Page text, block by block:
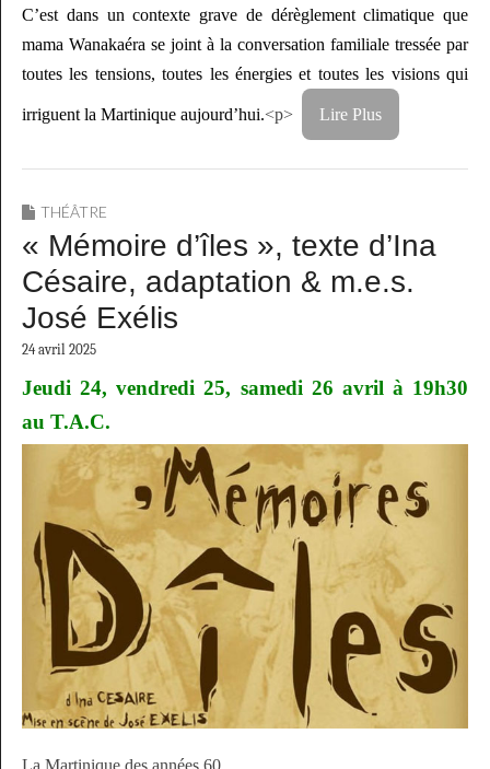
C’est dans un contexte grave de dérèglement climatique que
mama Wanakaéra se joint à la conversation familiale tressée par
toutes les tensions, toutes les énergies et toutes les visions qui
irriguent la Martinique aujourd’hui.<p> Lire Plus
THÉÂTRE
« Mémoire d’îles », texte d’Ina
Césaire, adaptation & m.e.s.
José Exélis
24 avril 2025
Jeudi 24, vendredi 25, samedi 26 avril à 19h30
au T.A.C.
La Martinique des années 60